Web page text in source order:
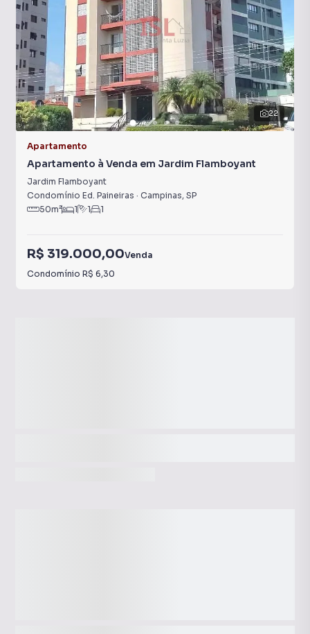
22
Apartamento
Apartamento à Venda em Jardim Flamboyant
Jardim Flamboyant
Condomínio Ed. Paineiras · Campinas, SP
50m² 1 1 1
R$ 319.000,00Venda
Condomínio R$ 6,30